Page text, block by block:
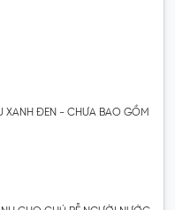
XANH ĐEN - CHƯA BAO GỒM